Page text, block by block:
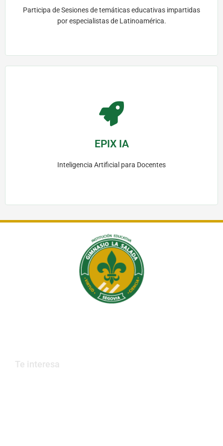
Participa de Sesiones de temáticas educativas impartidas
por especialistas de Latinoamérica.
Portal de Masterclass
minutos
EPIX IA
Inteligencia Artificial para Docentes
EPIX IA
Inteligencia Artificial para Docentes
Te interesa